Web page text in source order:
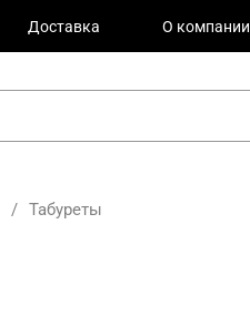
Доставка О компании
/ Табуреты